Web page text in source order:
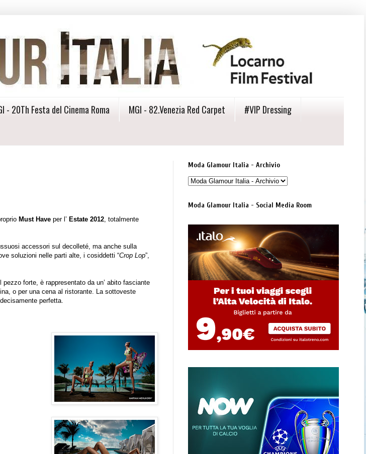
- 20Th Festa del Cinema Roma MGI - 82.Venezia Red Carpet
#VIP Dressing
Must Have per l’ Estate 2012, totalmente
accessori sul decolleté, ma anche sulla
soluzioni nelle parti alte, i cosiddetti “Crop Lop”,
forte, è rappresentato da un’ abito fasciante
o per una cena al ristorante. La sottoveste
perfetta.
Moda Glamour Italia - Archivio
Moda Glamour Italia - Social Media Room